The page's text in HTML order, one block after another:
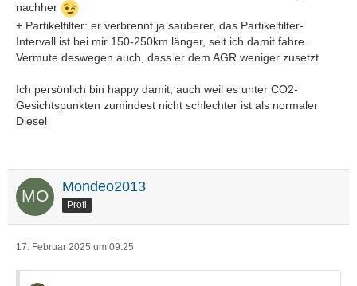
nachher
+ Partikelfilter: er verbrennt ja sauberer, das Partikelfilter-
Intervall ist bei mir 150-250km länger, seit ich damit fahre.
Vermute deswegen auch, dass er dem AGR weniger zusetzt
Ich persönlich bin happy damit, auch weil es unter CO2-
Gesichtspunkten zumindest nicht schlechter ist als normaler
Diesel
Mondeo2013
Profi
17. Februar 2025 um 09:25